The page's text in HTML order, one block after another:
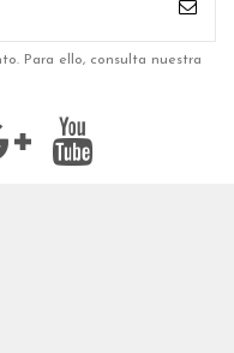
Para ello, consulta nuestra